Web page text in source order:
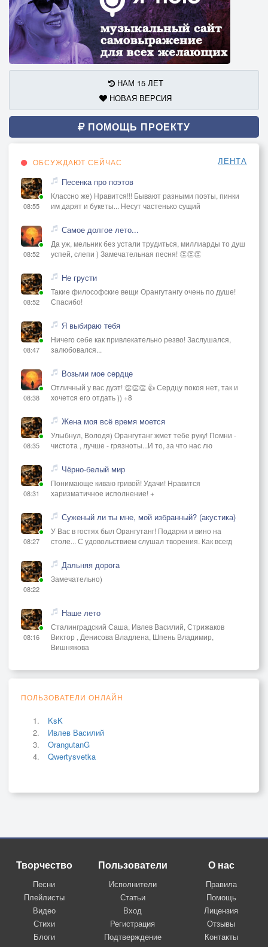
НАМ 15 ЛЕТ
НОВАЯ ВЕРСИЯ
ПОМОЩЬ ПРОЕКТУ
ОБСУЖДАЮТ СЕЙЧАС ЛЕНТА
08:55
Песенка про поэтов
Классно же) Нравится!!! Бывают разными поэты, пинки
им дарят и букеты... Несут частенько сущий
08:52
Самое долгое лето...
Да уж, мельник без устали трудиться, миллиарды то душ
успей, слепи ) Замечательная песня! 👏👏👏
08:52
Не грусти
Такие философские вещи Орангутангу очень по душе!
Спасибо!
08:47
Я выбираю тебя
Ничего себе как привлекательно резво! Заслушался,
залюбовался...
08:38
Возьми мое сердце
Отличный у вас дуэт! 👏👏👏 👍 Сердцу покоя нет, так и
хочется его отдать )) +8
08:35
Жена моя всё время моется
Улыбнул, Володя) Орангутанг жмет тебе руку! Помни -
чистота , лучше - грязноты...И то, за что нас лю
08:31
Чёрно-белый мир
Понимающе киваю гривой! Удачи! Нравится
харизматичное исполнение! +
08:27
Суженый ли ты мне, мой избранный? (акустика)
У Вас в гостях был Орангутанг! Подарки и вино на
столе... С удовольствием слушал творения. Как всегд
08:22
Дальняя дорога
Замечательно)
08:16
Наше лето
Сталинградский Саша, Ивлев Василий, Стрижаков
Виктор , Денисова Владлена, Шпень Владимир,
Вишнякова
ПОЛЬЗОВАТЕЛИ ОНЛАЙН
KsK
Ивлев Василий
OrangutanG
Qwertysvetka
Творчество
Песни
Плейлисты
Видео
Стихи
Блоги
Пользователи
Исполнители
Статьи
Вход
Регистрация
Подтверждение
О нас
Правила
Помощь
Лицензия
Отзывы
Контакты